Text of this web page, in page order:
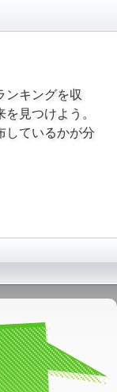
ンキングを収
見つけよう。
しているかが分